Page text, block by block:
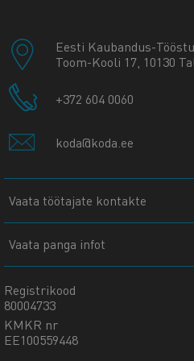
Eesti Kaubandus-
Toom-Kooli 17, 10130
+372 604 0060
koda@koda.ee
Vaata töötajate kontakte
Vaata panga infot
Registrikood
80004733
KMKR nr
EE100559448